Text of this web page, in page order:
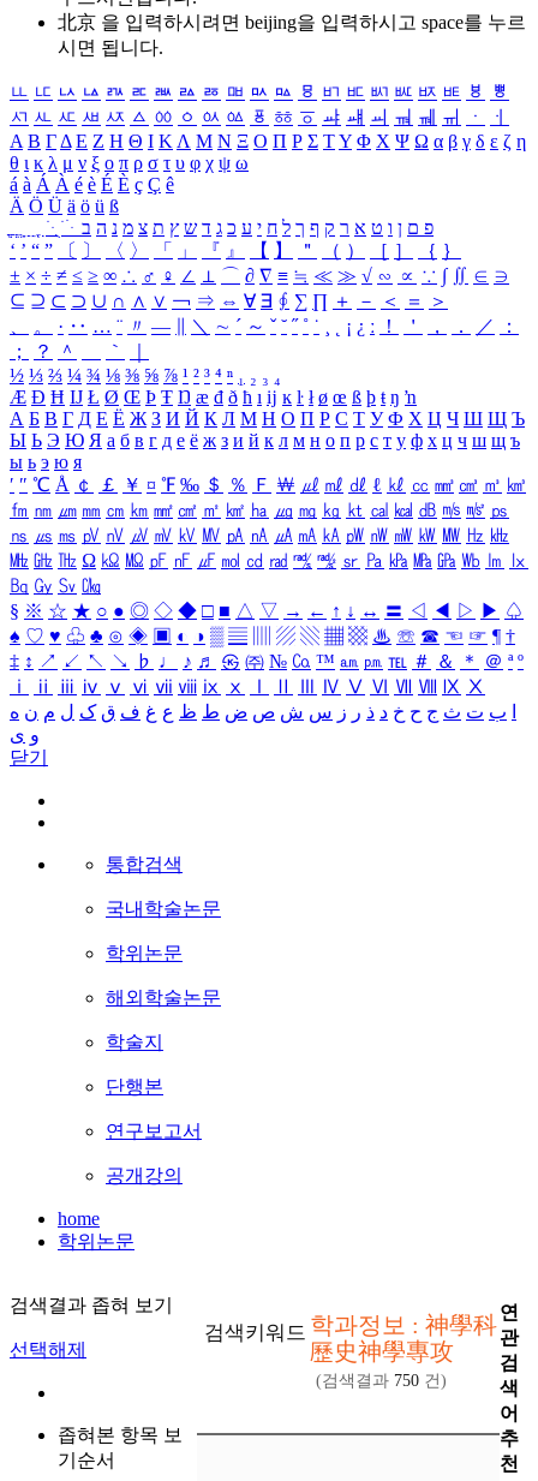
北京 을 입력하시려면 beijing을 입력하시고 space를 누르
시면 됩니다.
ㅥ ㅦ ㅧ ㅨ ㅩ ㅪ ㅫ ㅬ ㅭ ㅮ ㅯ ㅰ ㅱ ㅲ ㅳ ㅴ ㅵ ㅶ ㅷ ㅸ
ㅹ
ㅺ ㅻ ㅼ ㅽ ㅾ ㅿ ㆀ ㆁ ㆂ ㆃ ㆄ ㆅ ㆆ ㆇ ㆈ ㆉ ㆊ ㆋ ㆌ ㆍ
ㆎ
Α Β ΓΔ Ε Ζ Η Θ Ι ΚΛ Μ Ν Ξ Ο Π Ρ Σ ΤΥ Φ Χ Ψ Ω α β γ δ ε ζ η
θ ι κ λ μ ν ξ ο π ρ σ τ υ φ χ ψ ω
á à Á À é è É È ç Ç ê
Ä Ö Ü ä ö ü ß
ִֶֹ ֻּ ׁׂ פ ם ן ו ט א ר ק ף ך ל ח י ע כ ג ד ש ץ ת צ מ נ ה ב
‘ ’ “ ” 〔 〕 〈 〉 「 」 『 』 【 】 ＂ （ ） ［ ］ ｛ ｝
± × ÷ ≠ ≤ ≥ ∞ ∴ ♂ ♀ ∠ ⊥ ⌒ ∂ ∇ ≡ ≒ ≪ ≫ √ ∽ ∝ ∵ ∫ ∬ ∈ ∋
⊆ ⊇ ⊂ ⊃ ∪ ∩ ∧ ∨ ￢ ⇒ ⇔ ∀ ∃ ∮ ∑ ∏ ＋ － ＜ ＝
＞
、
。 · ‥ … ¨ 〃 ― ＼ ∼ ´ ～ ˇ ˘ ˝ ˚ ˙ ¸ ¡ ¿ ː ！ ＇ ， ． ／
：
；
？ ＾ ｀
½ ⅓ ⅔ ¼ ¾ ⅛ ⅜ ⅝ ⅞ ¹ ² ³ ⁴ ⁿ ₁ ₂ ₃ ₄
Æ Ð Ħ Ĳ Ł Ø Œ Þ Ŧ Ŋ æ đ ð ħ ı ĳ ĸ ŀ ł ø œ ß þ ŧ ŋ ŉ
А Б В Г Д Е Ё Ж З И Й К Л М Н О П Р С Т У Ф Х Ц Ч Ш Щ Ъ
Ы Ь Э Ю Я а б в г д е ё ж з и й к л м н о п р с т у ф х ц ч ш щ ъ
ы ь э ю я
′ ″ ℃ Å ￠ ￡ ￥ ¤ ℉ ‰ ＄ ％ Ｆ ￦ ㎕ ㎖ ㎗ ℓ ㎘ ㏄ ㎣ ㎤ ㎥ ㎦
㎙ ㎚ ㎛ ㎜ ㎝ ㎞ ㎟ ㎠ ㎡ ㎢ ㏊ ㎍ ㎎ ㎏ ㏏ ㎈ ㎉ ㏈ ㎧ ㎨ ㎰
㎱ ㎲ ㎳ ㎴ ㎵ ㎶ ㎷ ㎸ ㎹ ㎀ ㎁ ㎂ ㎃ ㎄ ㎺ ㎻ ㎽ ㎾ ㎿ ㎐ ㎑
㎒ ㎓ ㎔ Ω ㏀ ㏁ ㎊ ㎋ ㎌ ㏖ ㏅ ㎭ ㎮ ㎯ ㏛ ㎩ ㎪ ㎫ ㎬ ㏝ ㏐
㏓
㏃ ㏉ ㏜ ㏆
§ ※ ☆ ★ ○ ● ◎ ◇ ◆ □ ■ △ ▽ → ← ↑ ↓ ↔ 〓 ◁ ◀ ▷ ▶ ♤
♠ ♡ ♥ ♧ ♣ ⊙ ◈ ▣ ◐ ◑ ▒ ▤ ▨ ▧ ▦ ▩ ♨ ☏ ☎ ☜ ☞ ¶ †
‡ ↕ ↗ ↙ ↖ ↘ ♭ ♩ ♪ ♬ ㉿ ㈜ № ㏇ ™ ㏂ ㏘ ℡ ＃ ＆ ＊ ＠ ª º
ⅰ
ⅱ ⅲ ⅳ ⅴ ⅵ ⅶ ⅷ ⅸ ⅹ Ⅳ Ⅴ Ⅵ Ⅶ Ⅷ Ⅸ Ⅹ
ب ت ث ج ح خ د ذ ر ز س ش ص ض ط ظ ع غ ف ق ک ل م ن ه
و ی
닫기
통합검색
국내학술논문
학위논문
해외학술논문
학술지
단행본
연구보고서
공개강의
home
학위논문
검색결과 좁혀 보기
선택해제
좁혀본 항목 보
기순서
검색키워드 학과정보 : 神學科
歷史神學專攻
(검색결과 750 건)
연
관
검
색
어
추
천